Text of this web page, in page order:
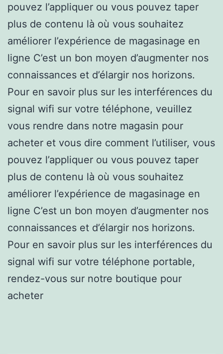
pouvez l’appliquer ou vous pouvez taper
plus de contenu là où vous souhaitez
améliorer l’expérience de magasinage en
ligne C’est un bon moyen d’augmenter nos
connaissances et d’élargir nos horizons.
Pour en savoir plus sur les interférences du
signal wifi sur votre téléphone, veuillez
vous rendre dans notre magasin pour
acheter et vous dire comment l’utiliser, vous
pouvez l’appliquer ou vous pouvez taper
plus de contenu là où vous souhaitez
améliorer l’expérience de magasinage en
ligne C’est un bon moyen d’augmenter nos
connaissances et d’élargir nos horizons.
Pour en savoir plus sur les interférences du
signal wifi sur votre téléphone portable,
rendez-vous sur notre boutique pour
acheter